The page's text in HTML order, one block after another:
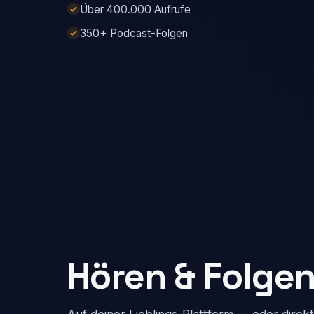
Über 400.000 Aufrufe
350+ Podcast-Folgen
Hören &